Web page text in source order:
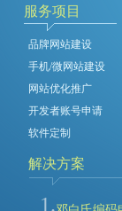
服务项目
品牌网站建设
手机/微网站建设
网站优化推广
开发者账号申请
软件定制
解决方案
1.